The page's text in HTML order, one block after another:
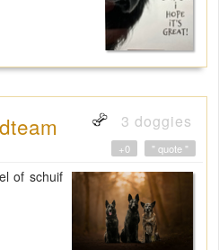
3 doggies
" quote "
+0
of schuif